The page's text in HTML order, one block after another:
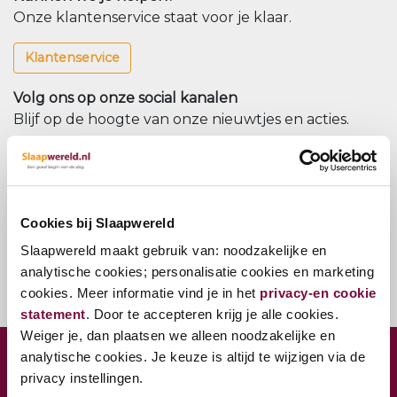
Cookies bij Slaapwereld
Slaapwereld maakt gebruik van: noodzakelijke en
analytische cookies; personalisatie cookies en marketing
cookies. Meer informatie vind je in het privacy-en cookie
statement. Door te accepteren krijg je alle cookies.
Weiger je, dan plaatsen we alleen noodzakelijke en
analytische cookies. Je keuze is altijd te wijzigen via de
privacy instellingen.
Onze klantenservice staat voor je klaar.
Klantenservice
Volg ons op onze social kanalen
Blijf op de hoogte van onze nieuwtjes en acties.
Nieuwsbrief
Nieuwsbrief
CONTACT VESTIGING WOERDEN